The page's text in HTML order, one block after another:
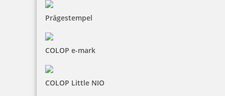
Prägestempel
COLOP e-mark
COLOP Little NIO
Jetzt gestalten